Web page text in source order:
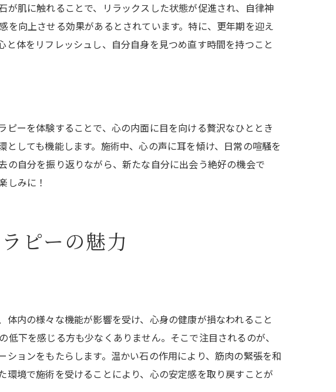
驚くべき効果
し効果
バランスを取り戻す
肌に触れることで、リラックスした状態が促進され、自律神
向上させる効果があるとされています。特に、更年期を迎え
体をリフレッシュし、自分自身を見つめ直す時間を持つこと
ーを体験することで、心の内面に目を向ける贅沢なひととき
しても機能します。施術中、心の声に耳を傾け、日常の喧騒を
自分を振り返りながら、新たな自分に出会う絶好の機会で
しみに！
ピーの魅力
内の様々な機能が影響を受け、心身の健康が損なわれること
下を感じる方も少なくありません。そこで注目されるのが、
ョンをもたらします。温かい石の作用により、筋肉の緊張を和
境で施術を受けることにより、心の安定感を取り戻すことが